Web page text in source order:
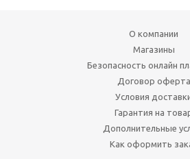
О компании
Магазины
Безопасность онлайн
Договор оферта
Условия
Гарантия на
Дополнительные
Как оформить